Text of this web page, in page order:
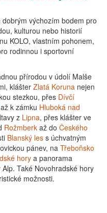
výchozím bodem pro
kulturou nebo historií
KOLO, vlastním pohonem,
rodinnou i sportovní
přírodou v údolí Malše
klášter Zlatá Koruna nejen
stezkou, přes Dívčí
až k zámku Hluboká nad
z Lipna, přes klášter ve
Rožmberk až do Českého
Blanský les s úchvatným
pánev, na Třeboňsko
hory a panorama
Také Novohradské hory
možnosti.